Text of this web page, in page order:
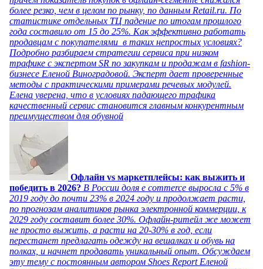
более резко, чем в целом по рынку, по данным Retail.ru. По
статистике отдельных ТЦ падение по итогам прошлого
года составило от 15 до 25%. Как эффективно работать
продавцам с покупателями в таких непростых условиях?
Подробно разбираем стратегии сервиса при низком
трафике с экспертом SR по закупкам и продажам в fashion-
бизнесе Еленой Виноградовой. Эксперт дает проверенные
методы с практическими примерами речевых модулей.
Елена уверена, что в условиях падающего трафика
качественный сервис становится главным конкурентным
преимуществом для обувной
Офлайн vs маркетплейсы: как выжить и
победить в 2026? В России доля e commerce выросла с 5% в
2019 году до почти 23% в 2024 году и продолжает расти,
по прогнозам аналитиков рынка электронной коммерции, к
2029 году составит более 30%. Офлайн-ритейл же может
не просто выжить, а расти на 20-30% в год, если
перестанет предлагать одежду на вешалках и обувь на
полках, и начнет продавать уникальный опыт. Обсуждаем
эту тему с постоянным автором Shoes Report Еленой